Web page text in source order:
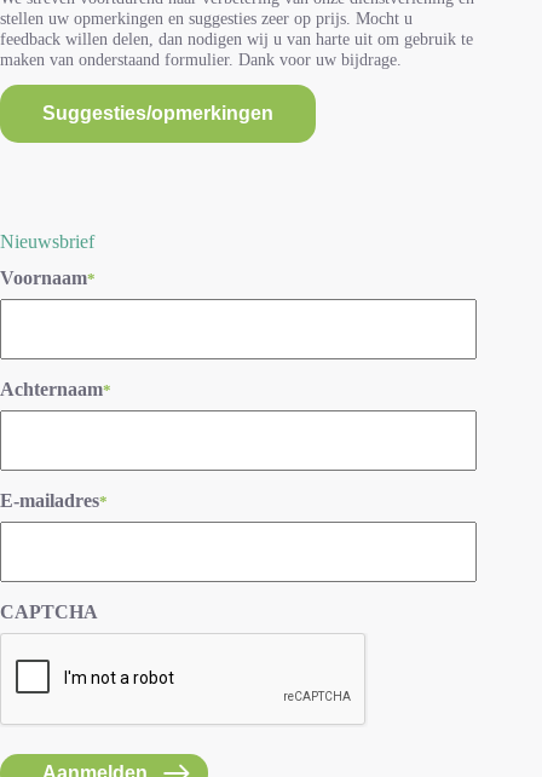
stellen uw opmerkingen en suggesties zeer op prijs. Mocht u
feedback willen delen, dan nodigen wij u van harte uit om gebruik te
maken van onderstaand formulier. Dank voor uw bijdrage.
Suggesties/opmerkingen
Nieuwsbrief
Voornaam*
Achternaam*
E-mailadres*
CAPTCHA